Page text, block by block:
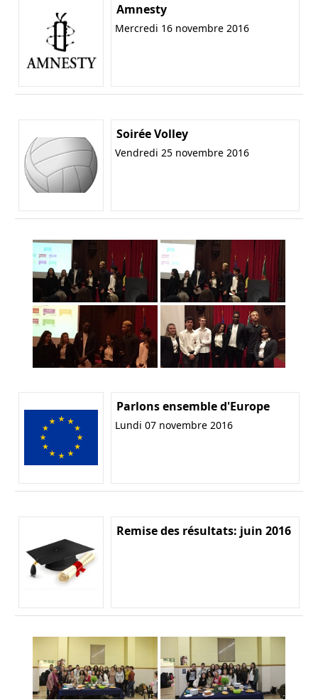
Amnesty
Mercredi 16 novembre 2016
Soirée Volley
Vendredi 25 novembre 2016
Parlons ensemble d'Europe
Lundi 07 novembre 2016
Remise des résultats: juin 2016